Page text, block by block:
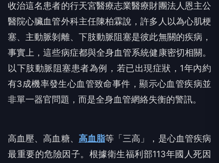
收治這名患者的行天宮醫療志業醫療財團法人恩主公
醫院心臟血管外科主任陳柏霖說，許多人以為心肌梗
塞、主動脈剝離、下肢動脈阻塞是彼此無關的疾病，
事實上，這些病症都與全身血管系統健康密切相關。
以下肢動脈阻塞患者為例，若已出現症狀，1年內約
有3成機率發生心血管致命事件，顯示心血管疾病並
非單一器官問題，而是全身血管網絡失衡的警訊。
高血壓、高血糖、 高血脂等「三高」，是心血管疾病
最重要的危險因子。根據衛生福利部113年國人死因